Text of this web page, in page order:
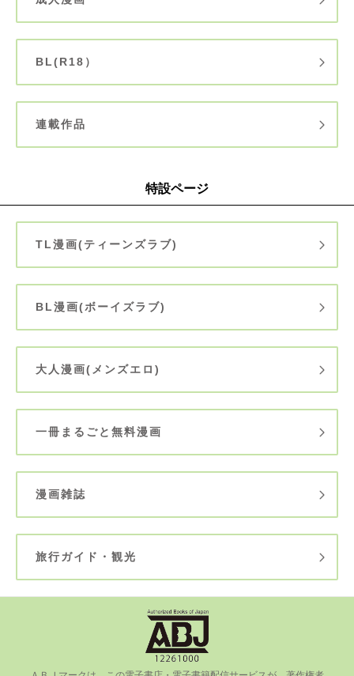
BL(R18）
連載作品
特設ページ
TL漫画(ティーンズラブ)
BL漫画(ボーイズラブ)
大人漫画(メンズエロ)
一冊まるごと無料漫画
漫画雑誌
旅行ガイド・観光